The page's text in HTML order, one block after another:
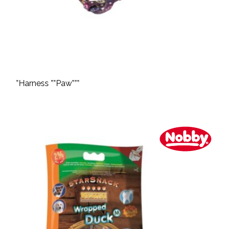
”Harness ””Paw”””